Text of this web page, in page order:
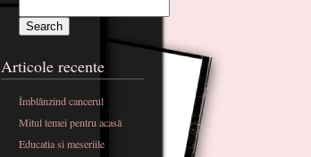
Articole recente
Îmblânzind cancerul
Mitul temei pentru acasă
Educatia si meseriile